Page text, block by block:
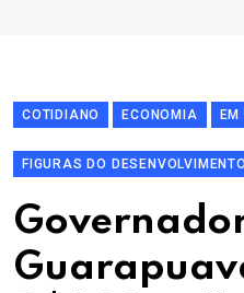
COTIDIANO ECONOMIA
FIGURAS DO DESENVOLVIMENTO